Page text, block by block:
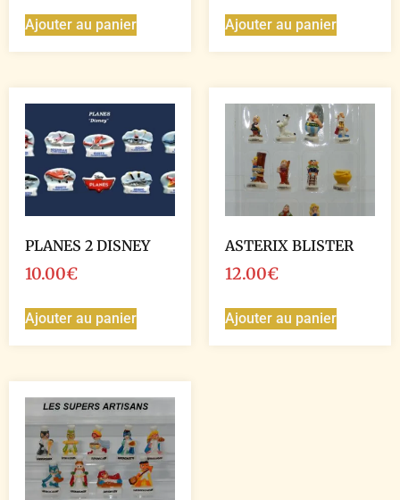
Ajouter au panier Ajouter au panier
PLANES 2 DISNEY
10.00€
Ajouter au panier
ASTERIX BLISTER
12.00€
Ajouter au panier